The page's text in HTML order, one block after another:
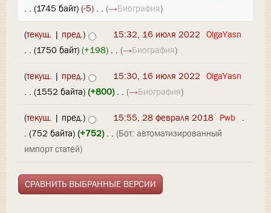
. . (1745 байт) (-5) . . (→Биография)
(текущ. | пред.) 15:32, 16 июля 2022 OlgaYasn
. . (1750 байт) (+198) . . (→Биография)
(текущ. | пред.) 15:30, 16 июля 2022 OlgaYasn
. . (1552 байта) (+800)‎ . . (→Биография)
(текущ. | пред.) 15:55, 28 февраля 2018 Pwb .
. (752 байта) (+752)‎ . . (Бот: автоматизированный
импорт статей)